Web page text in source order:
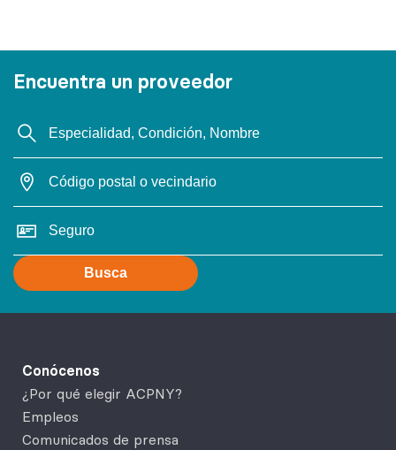
Encuentra un proveedor
Busca
Conócenos
¿Por qué elegir ACPNY?
Empleos
Comunicados de prensa